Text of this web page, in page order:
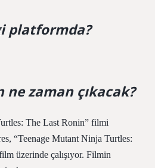
platformda?
ne zaman çıkacak?
The Last Ronin” filmi
“Teenage Mutant Ninja Turtles:
üzerinde çalışıyor. Filmin